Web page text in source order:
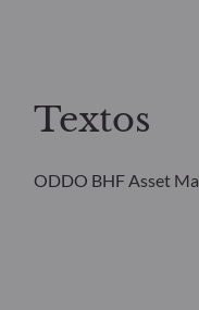
Textos
ODDO BHF Asset